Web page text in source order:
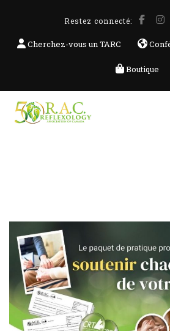
Restez connecté:
Cherchez-vous un TARC
Boutique